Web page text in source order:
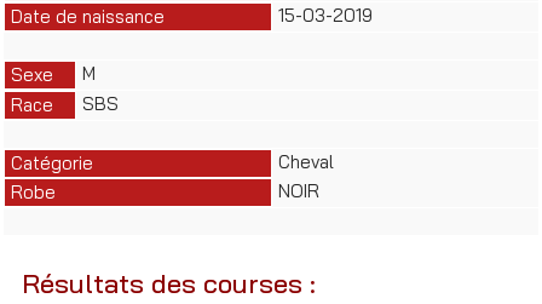
Date de naissance
15-03-2019
Sexe
M
Race
SBS
Catégorie
Cheval
Robe
NOIR
Résultats des courses :